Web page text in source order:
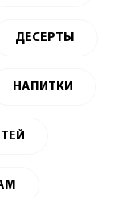
ДЕСЕРТЫ
НАПИТКИ